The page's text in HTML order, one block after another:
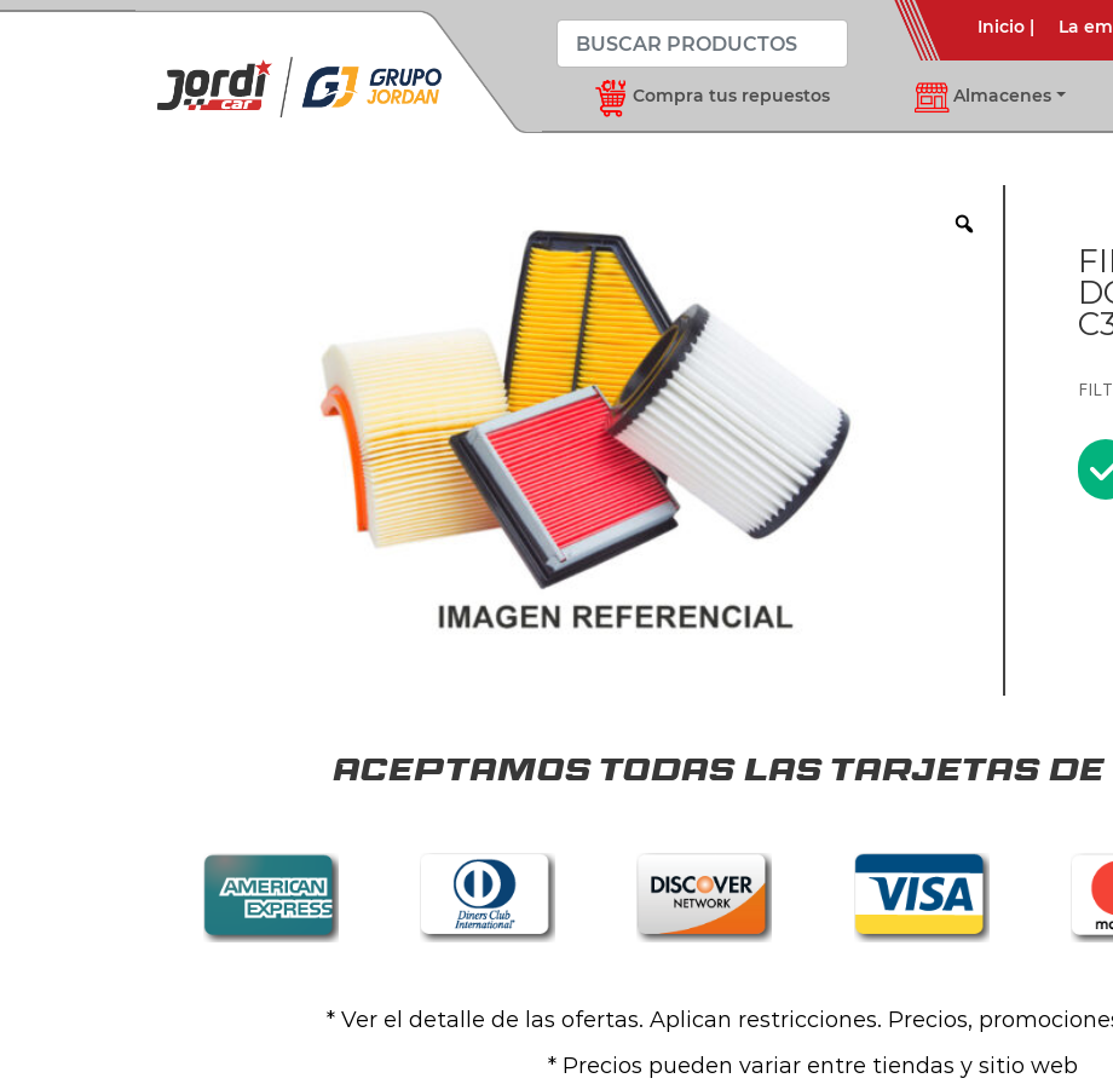
Inicio| La
Compra tus repuestos Almacenes
Aceptamos todas las tarjetas
* Ver el detalle de las ofertas. Aplican restricciones. Precios,
* Precios pueden variar entre tiendas y sitio web